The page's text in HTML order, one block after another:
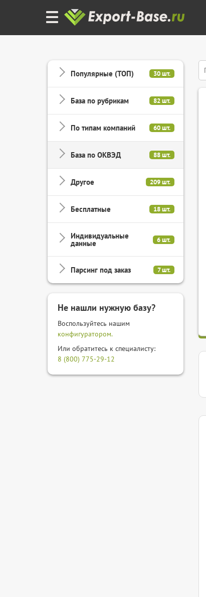
Популярные (ТОП) 30 шт.
База по рубрикам 82 шт.
По типам компаний 60 шт.
База по ОКВЭД 88 шт.
Другое 209 шт.
Бесплатные 18 шт.
Индивидуальные
данные 6 шт.
Парсинг под заказ 7 шт.
Не нашли нужную базу?
Воспользуйтесь нашим
конфигуратором.
Или обратитесь к специалисту:
8 (800) 775-29-12